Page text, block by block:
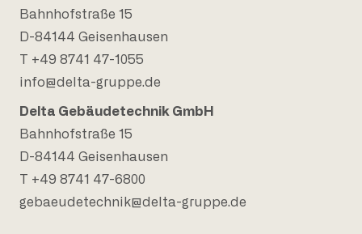
Bahnhofstraße 15
D-84144 Geisenhausen
T +49 8741 47-1055
info@delta-gruppe.de
Delta Gebäudetechnik GmbH
Bahnhofstraße 15
D-84144 Geisenhausen
T +49 8741 47-6800
gebaeudetechnik@delta-gruppe.de